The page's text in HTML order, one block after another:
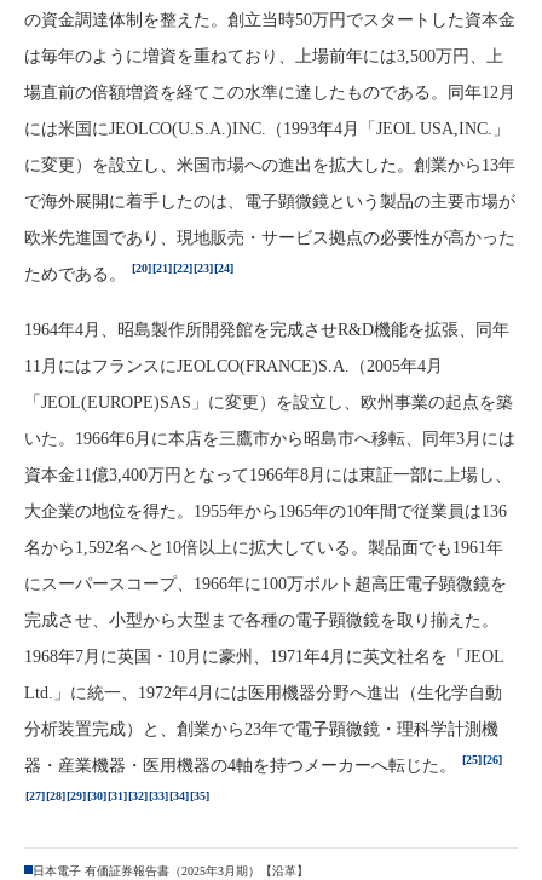
の資金調達体制を整えた。創立当時50万円でスタートした資本金
は毎年のように増資を重ねており、上場前年には3,500万円、上
場直前の倍額増資を経てこの水準に達したものである。同年12月
には米国にJEOLCO(U.S.A.)INC.（1993年4月「JEOL USA,INC.」
に変更）を設立し、米国市場への進出を拡大した。創業から13年
で海外展開に着手したのは、電子顕微鏡という製品の主要市場が
欧米先進国であり、現地販売・サービス拠点の必要性が高かった
ためである。
[20] [21] [22] [23] [24]
1964年4月、昭島製作所開発館を完成させR&D機能を拡張、同年
11月にはフランスにJEOLCO(FRANCE)S.A.（2005年4月
「JEOL(EUROPE)SAS」に変更）を設立し、欧州事業の起点を築
いた。1966年6月に本店を三鷹市から昭島市へ移転、同年3月には
資本金11億3,400万円となって1966年8月には東証一部に上場し、
大企業の地位を得た。1955年から1965年の10年間で従業員は136
名から1,592名へと10倍以上に拡大している。製品面でも1961年
にスーパースコープ、1966年に100万ボルト超高圧電子顕微鏡を
完成させ、小型から大型まで各種の電子顕微鏡を取り揃えた。
1968年7月に英国・10月に豪州、1971年4月に英文社名を「JEOL
Ltd.」に統一、1972年4月には医用機器分野へ進出（生化学自動
分析装置完成）と、創業から23年で電子顕微鏡・理科学計測機
器・産業機器・医用機器の4軸を持つメーカーへ転じた。
[25] [26]
[27] [28] [29] [30] [31] [32] [33] [34] [35]
日本電子 有価証券報告書（2025年3月期）【沿革】